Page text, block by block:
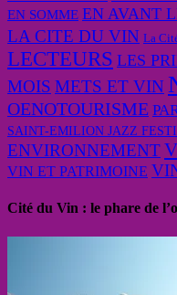
EN SOMME EN AVANT
LA CITE DU VIN La
LECTEURS LES
MOIS METS ET VIN
OENOTOURISME
SAINT-EMILION JAZZ
ENVIRONNEMENT
VIN ET PATRIMOINE
Cité du Vin : le phare de